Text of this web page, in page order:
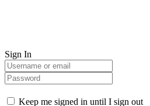
Sign In
Keep me signed in until I sign out